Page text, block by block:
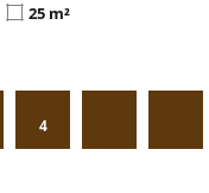
25 m²
4